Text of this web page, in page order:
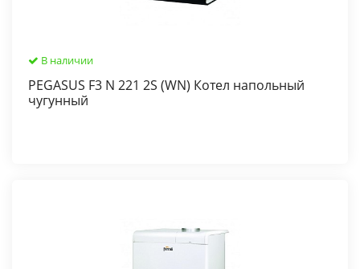
В наличии
PEGASUS F3 N 221 2S (WN) Котел напольный
чугунный